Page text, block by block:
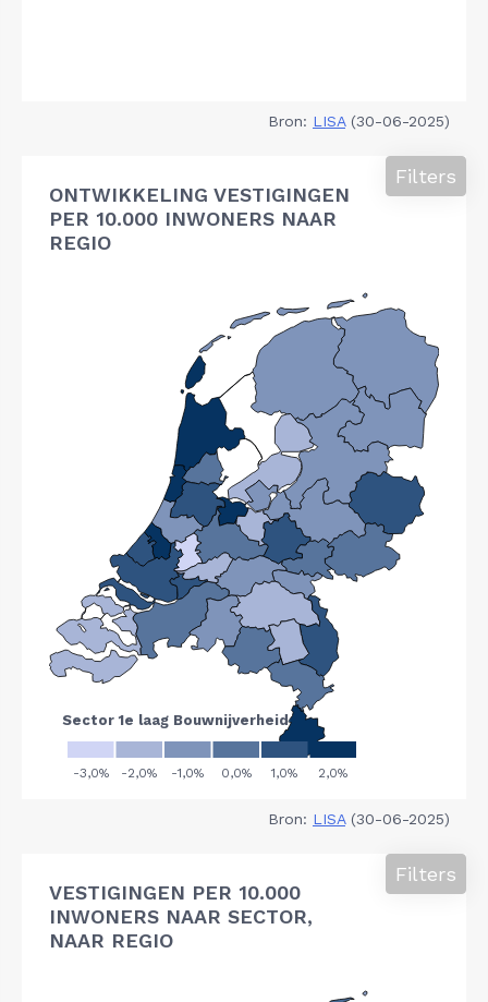
Bron: LISA(30-06-2025)
ONTWIKKELING VESTIGINGEN
PER 10.000 INWONERS NAAR
REGIO
Filters
Bron: LISA(30-06-2025)
VESTIGINGEN PER 10.000
INWONERS NAAR SECTOR,
NAAR REGIO
Filters